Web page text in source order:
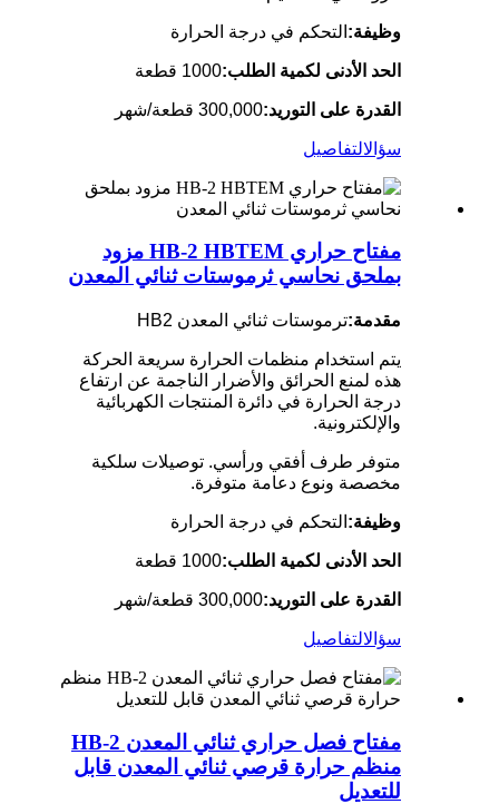
وظيفة: التحكم في درجة الحرارة
الحد الأدنى لكمية الطلب:1000 قطعة
القدرة على التوريد:300,000 قطعة/شهر
سؤالالتفاصيل
مفتاح حراري HB-2 HBTEM مزود
بملحق نحاسي ثرموستات ثنائي المعدن
مقدمة:ترموستات ثنائي المعدن HB2
يتم استخدام منظمات الحرارة سريعة الحركة
هذه لمنع الحرائق والأضرار الناجمة عن ارتفاع
درجة الحرارة في دائرة المنتجات الكهربائية
والإلكترونية.
متوفر طرف أفقي ورأسي. توصيلات سلكية
مخصصة ونوع دعامة متوفرة.
وظيفة: التحكم في درجة الحرارة
الحد الأدنى لكمية الطلب:1000 قطعة
القدرة على التوريد:300,000 قطعة/شهر
سؤالالتفاصيل
مفتاح فصل حراري ثنائي المعدن HB-2
منظم حرارة قرصي ثنائي المعدن قابل
للتعديل